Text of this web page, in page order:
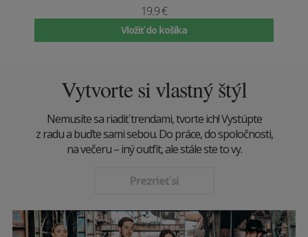
19.9 €
Vložiť do košíka
Vytvorte si vlastný štýl
Nemusíte sa riadiť trendami, tvorte ich! Vystúpte
z radu a buďte sami sebou. Do práce, do spoločnosti,
na večeru – iný outfit, ale stále ste to vy.
Prezrieť si